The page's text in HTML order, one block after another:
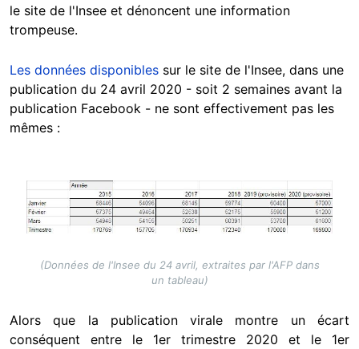
le site de l'Insee et dénoncent une information
trompeuse.
Les données disponibles sur le site de l'Insee, dans une
publication du 24 avril 2020 - soit 2 semaines avant la
publication Facebook - ne sont effectivement pas les
mêmes :
Image
(Données de l'Insee du 24 avril, extraites par l'AFP dans
un tableau)
Alors que la publication virale montre un écart
conséquent entre le 1er trimestre 2020 et le 1er